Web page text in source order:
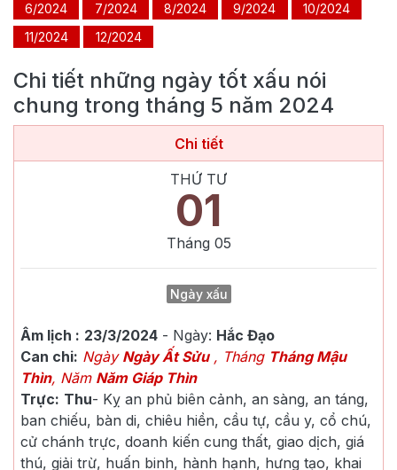
6/2024
7/2024 8/2024 9/2024
10/2024
11/2024
12/2024
Chi tiết những ngày tốt xấu nói
chung trong tháng 5 năm 2024
Chi tiết
THỨ TƯ
01
Tháng 05
Ngày xấu
Âm lịch : 23/3/2024- Ngày: Hắc Đạo
Can chi: Ngày Ngày Ất Sửu, Tháng Tháng Mậu
Thìn, Năm Năm Giáp Thìn
Trực: Thu- Kỵ an phủ biên cảnh, an sàng, an táng,
ban chiếu, bàn di, chiêu hiền, cầu tự, cầu y, cổ chú,
cử chánh trực, doanh kiến cung thất, giao dịch, giá
thú, giải trừ, huấn binh, hành hạnh, hưng tạo, khai